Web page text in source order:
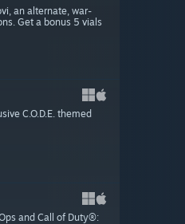
an alternate, war-
Get a bonus 5 vials
C.O.D.E. themed
and Call of Duty®: